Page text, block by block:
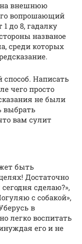
на внешнюю
вопрошающий
до 8, гадалку
названое
среди которых
Написать
чего просто
не были
выбрать
вам сулит
быть
Достаточно
сделаю?»,
с собакой»,
в
легко воспитать
его и не